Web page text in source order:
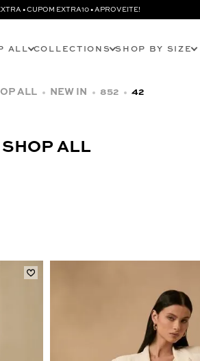
• CUPOM EXTRA10 • APROVEITE!
ALL COLLECTIONS SHOP BY SIZE
ALL NEW IN 852 42
SHOP ALL